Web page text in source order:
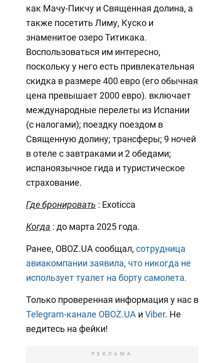
как Мачу-Пикчу и Священная долина, а
также посетить Лиму, Куско и
знаменитое озеро Титикака.
Воспользоваться им интересно,
поскольку у него есть привлекательная
скидка в размере 400 евро (его обычная
цена превышает 2000 евро). включает
международные перелеты из Испании
(с налогами); поездку поездом в
Священную долину; трансферы; 9 ночей
в отеле с завтраками и 2 обедами;
испаноязычное гида и туристическое
страхование.
Где бронировать : Exoticca
Когда : до марта 2025 года.
Ранее, OBOZ.UA сообщал, сотрудница
авиакомпании заявила, что никогда не
использует туалет на борту самолета.
Только проверенная информация у нас в
Telegram-канале OBOZ.UA и Viber. Не
ведитесь на фейки!
РЕКЛАМА